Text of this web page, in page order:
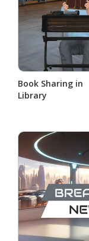
Book Sharing in
Library